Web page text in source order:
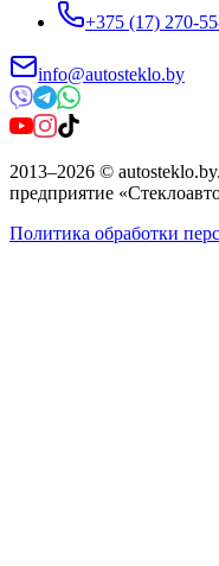
+375 (17) 270-
info@autosteklo.by
2013–2026 © autosteklo.by.
предприятие
Политика обработки